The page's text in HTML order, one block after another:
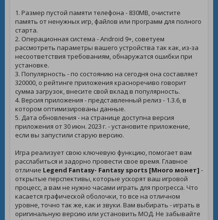
1. Размер пустой памяти телефона - 830MB, очистите
память от ненужных игр, файлов или программ для полного
старта.
2. Операционная система - Android 9+, советуем
рассмотреть параметры вашего устройства так как, из-за
несоответствия требованиям, обнаружатся ошибки при
установке.
3. Популярность - по состоянию на сегодня она составляет
320000, о рейтинге приложения красноречиво говорит
сумма загрузок, внесите свой вклад в популярность.
4. Версия приложения - представленный релиз - 1.3.6, в
котором оптимизированы данные.
5. Дата обновления - на странице доступна версия
приложения от 30 июн. 2023 г. - установите приложение,
если вы запустили старую версию.
Игра реализует свою ключевую функцию, помогает вам
расслабиться и задорно провести свое время. Главное
отличие Legend Fantasy- Fantasy sports [Много монет] -
открытые перспективы, которые ускорят ваш игровой
процесс, а вам не нужно часами играть для прогресса. Что
касается графической оболочки, то все на отличном
уровне, точно так же, как и звуки. Вам выбирать - играть в
оригинальную версию или установить МОД. Не забывайте